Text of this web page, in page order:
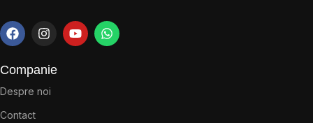
Companie
Despre noi
Contact